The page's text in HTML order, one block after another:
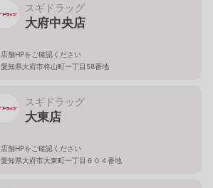
スギドラッグ
大府中央店
店舗HPをご確認ください
愛知県大府市柊山町一丁目58番地
スギドラッグ
大東店
店舗HPをご確認ください
愛知県大府市大東町一丁目６０４番地